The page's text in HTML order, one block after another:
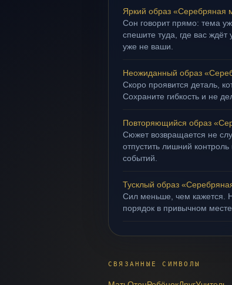
Яркий образ «Серебряная
Сон говорит прямо: тема
спешите туда, где вас ждёт
уже не ваши.
Неожиданный образ
Скоро проявится деталь,
Сохраните гибкость и не
Повторяющийся образ
Сюжет возвращается не
отпустить лишний
событий.
Тусклый образ
Сил меньше, чем кажется.
порядок в привычном месте.
СВЯЗАННЫЕ СИМВОЛЫ